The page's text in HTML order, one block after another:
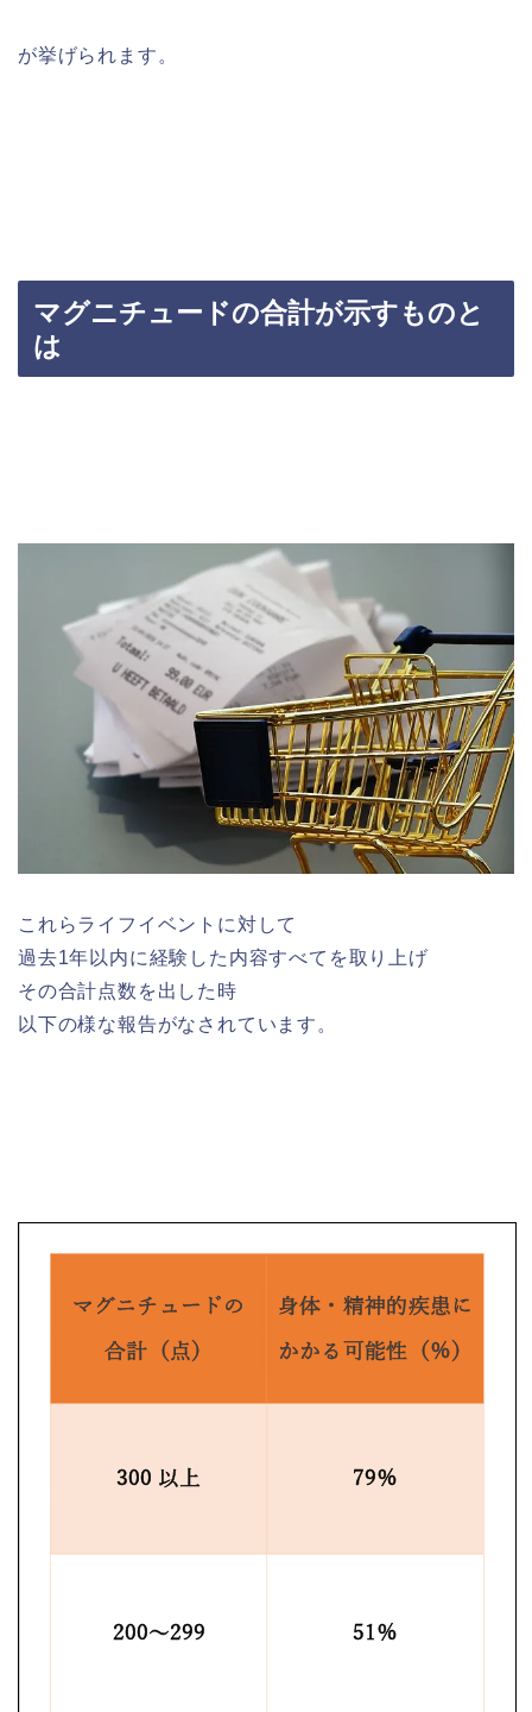
が挙げられます。
マグニチュードの合計が示すものと
は
これらライフイベントに対して
過去1年以内に経験した内容すべてを取り上げ
その合計点数を出した時
以下の様な報告がなされています。